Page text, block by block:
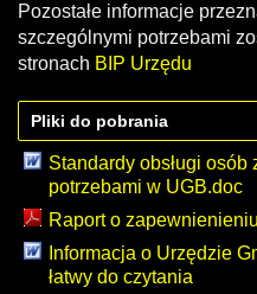
Pozostałe informacje
szczególnymi potrzebami
stronach BIP Urzędu
Pliki do pobrania
Standardy obsługi osób
potrzebami w UGB.doc
Raport o
Informacja o Urzędzie
łatwy do czytania